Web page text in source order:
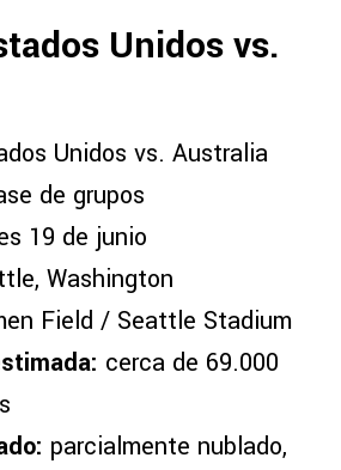
Unidos vs.
Unidos vs. Australia
de grupos
19 de junio
Washington
Field / Seattle Stadium
cerca de 69.000
parcialmente nublado,